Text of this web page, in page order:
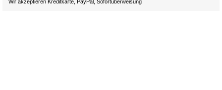
Wir akzeptieren Kreditkarte, PayPal, Sofortüberweisung